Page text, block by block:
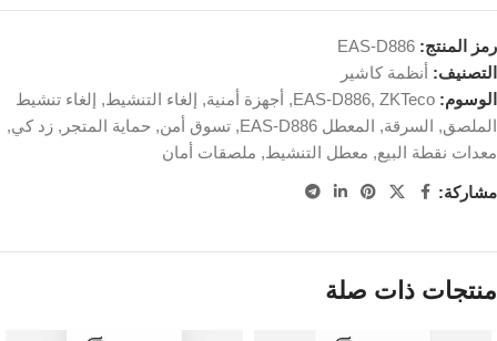
رمز المنتج: EAS-D886
التصنيف: أنظمة كاشير
الوسوم:
EAS-D886, ZKTeco
, أجهزة أمنية, إلغاء التنشيط, إلغاء تنشيط
الملصق, السرقة, المعطل EAS-D886 , تسوق أمن, حماية المتجر , زد كي,
معدات نقطة البيع, معطل التنشيط, ملصقات أمان
مشاركة:
منتجات ذات صلة